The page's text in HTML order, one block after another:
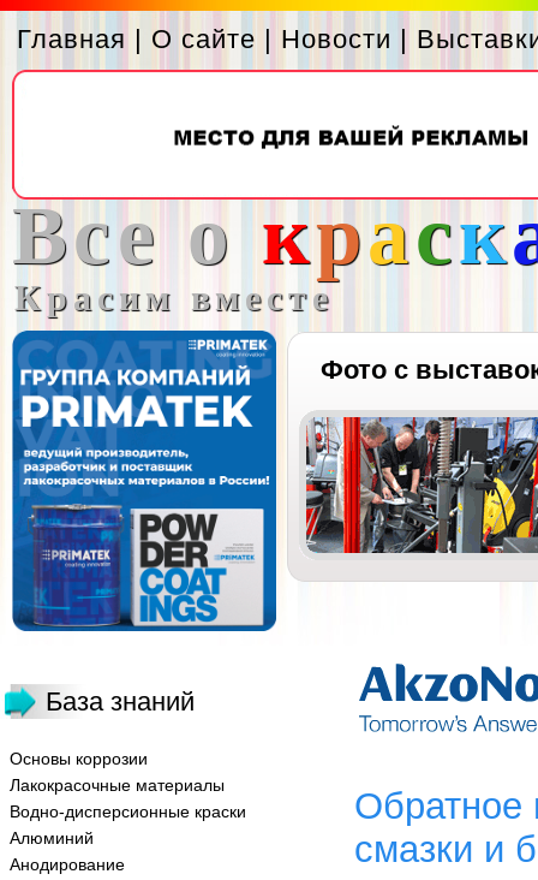
Главная | О сайте | Новости |
Все о краск
Красим вместе
Фото с
База знаний
Основы коррозии
Лакокрасочные материалы
Водно-дисперсионные краски
Алюминий
Анодирование
Обратное
смазки и